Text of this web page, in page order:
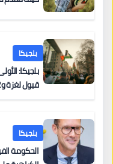
بلجيكا
بلجيكا
الحكومة